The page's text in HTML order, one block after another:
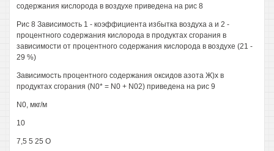
содержания кислорода в воздухе приведена на рис 8
Рис 8 Зависимость 1 - коэффициента избытка воздуха а и 2 -
процентного содержания кислорода в продуктах сгорания в
зависимости от процентного содержания кислорода в воздухе (21 -
29 %)
Зависимость процентного содержания оксидов азота Ж)х в
продуктах сгорания (N0* = N0 + N02) приведена на рис 9
N0, мкг/м
10
7,5 5 25 О